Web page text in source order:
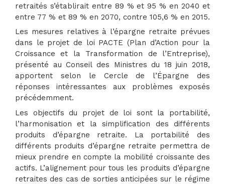
retraités s’établirait entre 89 % et 95 % en 2040 et
entre 77 % et 89 % en 2070, contre 105,6 % en 2015.
Les mesures relatives à l’épargne retraite prévues
dans le projet de loi PACTE (Plan d’Action pour la
Croissance et la Transformation de l’Entreprise),
présenté au Conseil des Ministres du 18 juin 2018,
apportent selon le Cercle de l’Épargne des
réponses intéressantes aux problèmes exposés
précédemment.
Les objectifs du projet de loi sont la portabilité,
l’harmonisation et la simplification des différents
produits d’épargne retraite. La portabilité des
différents produits d’épargne retraite permettra de
mieux prendre en compte la mobilité croissante des
actifs. L’alignement pour tous les produits d’épargne
retraites des cas de sorties anticipées sur le régime